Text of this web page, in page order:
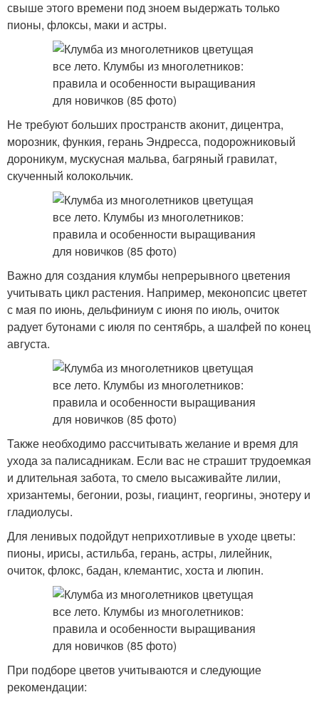
свыше этого времени под зноем выдержать только
пионы, флоксы, маки и астры.
Не требуют больших пространств аконит, дицентра,
морозник, функия, герань Эндресса, подорожниковый
дороникум, мускусная мальва, багряный гравилат,
скученный колокольчик.
Важно для создания клумбы непрерывного цветения
учитывать цикл растения. Например, меконопсис цветет
с мая по июнь, дельфиниум с июня по июль, очиток
радует бутонами с июля по сентябрь, а шалфей по конец
августа.
Также необходимо рассчитывать желание и время для
ухода за палисадникам. Если вас не страшит трудоемкая
и длительная забота, то смело высаживайте лилии,
хризантемы, бегонии, розы, гиацинт, георгины, энотеру и
гладиолусы.
Для ленивых подойдут неприхотливые в уходе цветы:
пионы, ирисы, астильба, герань, астры, лилейник,
очиток, флокс, бадан, клемантис, хоста и люпин.
При подборе цветов учитываются и следующие
рекомендации: